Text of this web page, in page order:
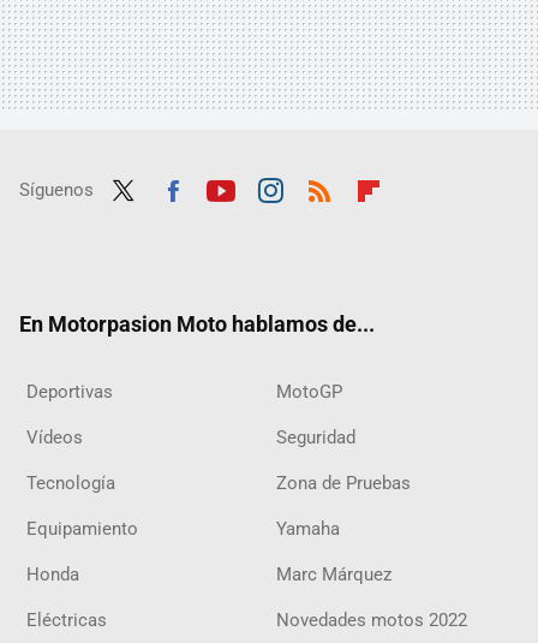
Síguenos
En Motorpasion Moto hablamos de...
Deportivas MotoGP
Vídeos Seguridad
Tecnología Zona de Pruebas
Equipamiento Yamaha
Honda Marc Márquez
Eléctricas Novedades motos 2022